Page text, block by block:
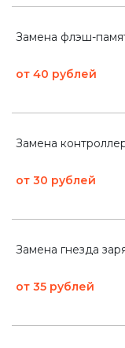
Замена флэш-
от 40 рублей
Замена
от 30 рублей
Замена гнезда
от 35 рублей